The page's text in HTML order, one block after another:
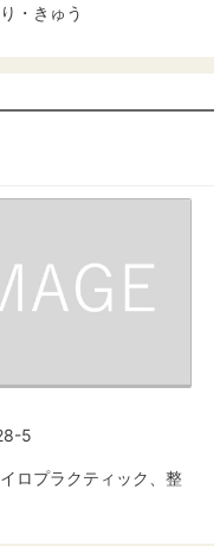
・きゅう
5
ロプラクティック、整